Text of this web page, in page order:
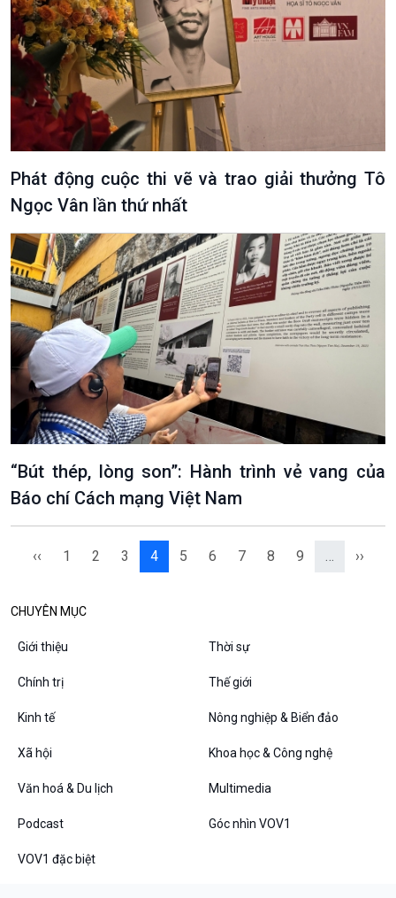
VOV1 đặc biệt
Thanh âm ký sự
Chân dung cuộc sống
Các chương trình đặc biệt
Phát động cuộc thi vẽ và trao giải thưởng Tô
Ngọc Vân lần thứ nhất
“Bút thép, lòng son”: Hành trình vẻ vang của
Báo chí Cách mạng Việt Nam
‹‹ 1 2 3 4 5 6 7 8 9 … ››
CHUYÊN MỤC
Giới thiệu Thời sự
Chính trị Thế giới
Kinh tế Nông nghiệp & Biển đảo
Xã hội Khoa học & Công nghệ
Văn hoá & Du lịch Multimedia
Podcast Góc nhìn VOV1
VOV1 đặc biệt